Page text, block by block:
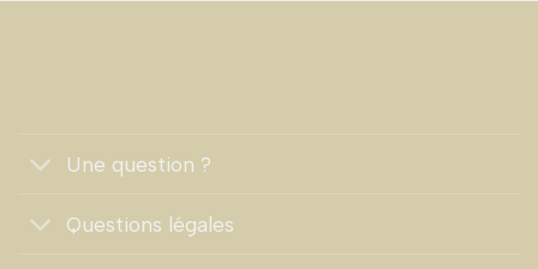
Une question ?
Questions légales